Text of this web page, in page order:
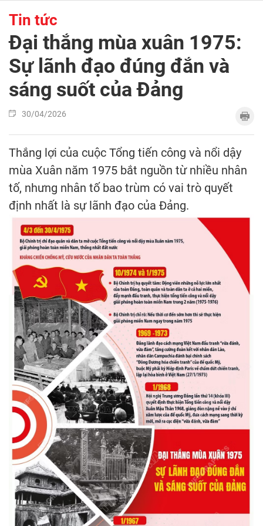
Tin tức
Đại thắng mùa xuân 1975:
Sự lãnh đạo đúng đắn và
sáng suốt của Đảng
30/04/2026
Thắng lợi của cuộc Tổng tiến công và nổi dậy
mùa Xuân năm 1975 bắt nguồn từ nhiều nhân
tố, nhưng nhân tố bao trùm có vai trò quyết
định nhất là sự lãnh đạo của Đảng.